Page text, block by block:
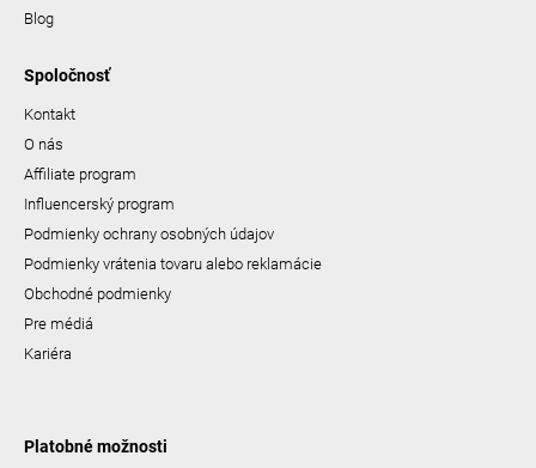
Blog
Spoločnosť
Kontakt
O nás
Affiliate program
Influencerský program
Podmienky ochrany osobných údajov
Podmienky vrátenia tovaru alebo reklamácie
Obchodné podmienky
Pre médiá
Kariéra
Platobné možnosti